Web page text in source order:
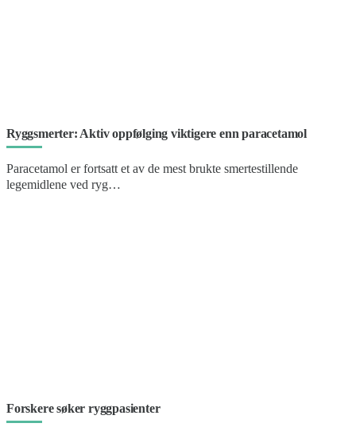
Ryggsmerter: Aktiv oppfølging viktigere enn paracetamol
Paracetamol er fortsatt et av de mest brukte smertestillende
legemidlene ved ryg…
Forskere søker ryggpasienter